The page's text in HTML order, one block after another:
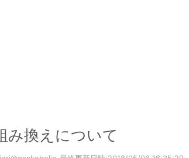
み換えについて